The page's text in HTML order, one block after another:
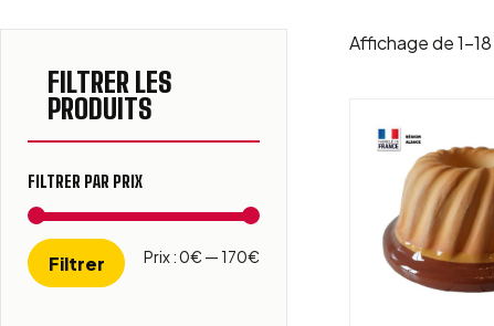
FILTRER LES
PRODUITS
FILTRER PAR PRIX
Filtrer Prix :0€ —170€
Affichage de